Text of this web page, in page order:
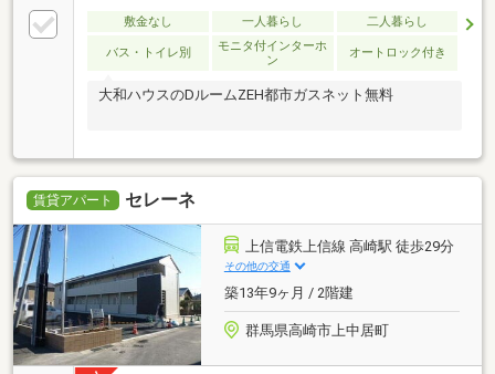
敷金なし 一人暮らし 二人暮らし
バス・トイレ別
モニタ付インターホ
ン
オートロック付き
大和ハウスのDルームZEH都市ガスネット無料
賃貸アパート セレーネ
上信電鉄上信線 高崎駅 徒歩29分
その他の交通
築13年9ヶ月 / 2階建
群馬県高崎市上中居町